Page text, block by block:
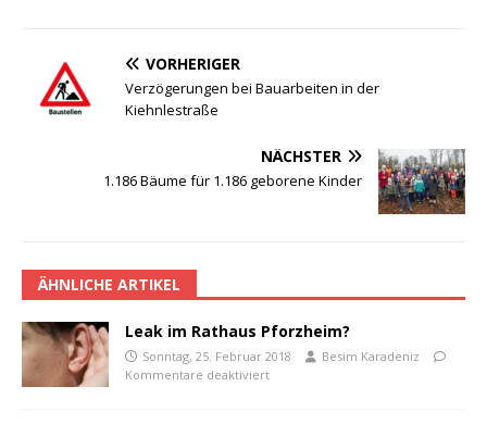
VORHERIGER
Verzögerungen bei Bauarbeiten in der
Kiehnlestraße
NÄCHSTER
1.186 Bäume für 1.186 geborene Kinder
ÄHNLICHE ARTIKEL
Leak im Rathaus Pforzheim?
Sonntag, 25. Februar 2018
Besim Karadeniz
Kommentare deaktiviert